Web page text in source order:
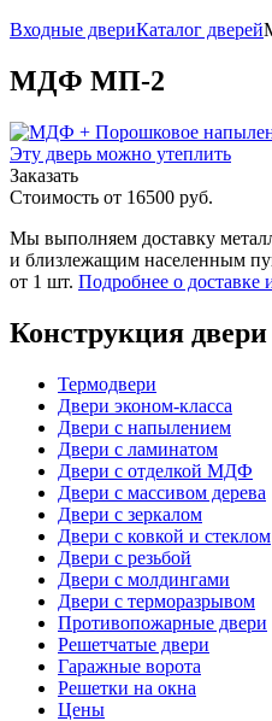
Входные двериКаталог дверей
МДФ МП-2
Эту дверь можно утеплить
Заказать
Стоимость от 16500 руб.
Мы выполняем доставку
и близлежащим населенным
от 1 шт. Подробнее о доставке
Конструкция двери
Термодвери
Двери эконом-класса
Двери с напылением
Двери с ламинатом
Двери с отделкой МДФ
Двери с массивом дерева
Двери с зеркалом
Двери с ковкой и стеклом
Двери с резьбой
Двери с молдингами
Двери с терморазрывом
Противопожарные двери
Решетчатые двери
Гаражные ворота
Решетки на окна
Цены